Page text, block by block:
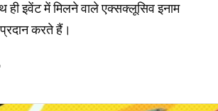
ही इवेंट में मिलने वाले एक्सक्लूसिव इनाम
करते हैं।